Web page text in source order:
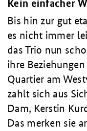
Kein einfacher
Bis hin zur gut
es nicht immer
das Trio nun
ihre
Quartier am
zahlt sich aus
Dam, Kerstin
Das merken sie